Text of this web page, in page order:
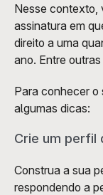
Nesse contexto,
assinatura em
direito a uma
ano. Entre
Para conhecer o
algumas dicas:
Crie um perfil
Construa a sua
respondendo a